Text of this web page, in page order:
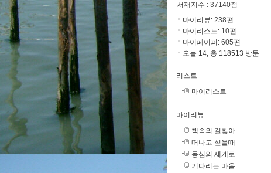
서재지수 : 37140점
마이리뷰: 238편
마이리스트: 10편
마이페이퍼: 605편
오늘 14, 총 118513 방문
리스트
마이리스트
마이리뷰
책속의 길찾아
떠나고 싶을때
동심의 세계로
기다리는 마음